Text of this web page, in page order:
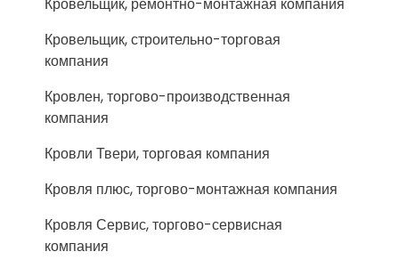
Кровельщик, строительно-торговая
компания
Кровлен, торгово-производственная
компания
Кровли Твери, торговая компания
Кровля плюс, торгово-монтажная компания
Кровля Сервис, торгово-сервисная
компания